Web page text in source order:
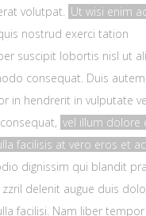
volutpat.
Ut wisi enim
nostrud exerci tation
suscipit lobortis nisl ut
consequat. Duis
in hendrerit in vulputate
vel illum dolore
facilisis at vero eros et
dignissim qui blandit
delenit augue duis
facilisi. Nam liber